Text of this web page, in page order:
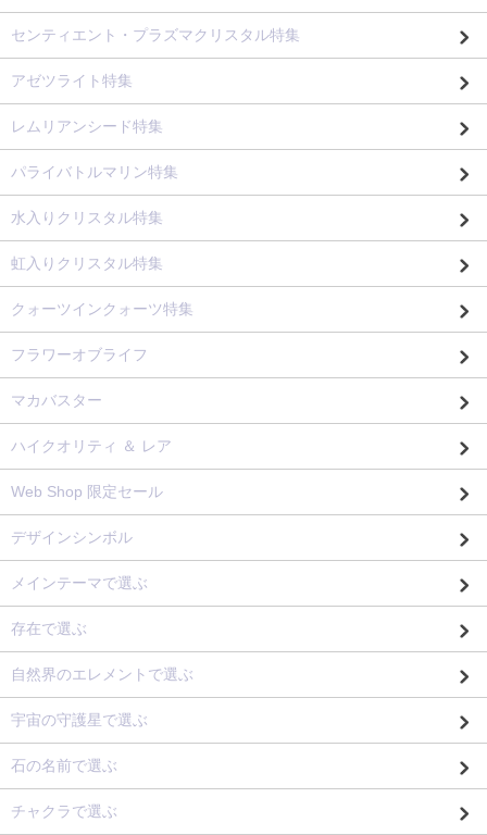
センティエント・プラズマクリスタル特集
アゼツライト特集
レムリアンシード特集
パライバトルマリン特集
水入りクリスタル特集
虹入りクリスタル特集
クォーツインクォーツ特集
フラワーオブライフ
マカバスター
ハイクオリティ ＆ レア
Web Shop 限定セール
デザインシンボル
メインテーマで選ぶ
存在で選ぶ
自然界のエレメントで選ぶ
宇宙の守護星で選ぶ
石の名前で選ぶ
チャクラで選ぶ